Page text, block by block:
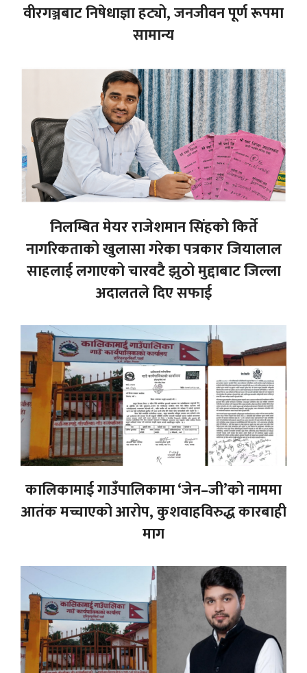
वीरगञ्जबाट निषेधाज्ञा हट्यो, जनजीवन पूर्ण रूपमा
सामान्य
निलम्बित मेयर राजेशमान सिंहको किर्ते
नागरिकताको खुलासा गरेका पत्रकार जियालाल
साहलाई लगाएको चारवटै झुठो मुद्दाबाट जिल्ला
अदालतले दिए सफाई
कालिकामाई गाउँपालिकामा ‘जेन–जी’को नाममा
आतंक मच्चाएको आरोप, कुशवाहविरुद्ध कारबाही
माग